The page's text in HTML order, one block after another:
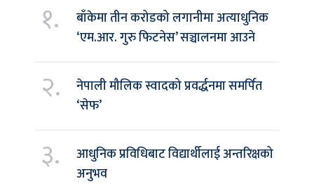
१.
बाँकेमा तीन करोडको लगानीमा अत्याधुनिक
‘एम.आर. गुरु फिटनेस’ सञ्चालनमा आउने
२.
नेपाली मौलिक स्वादको प्रवर्द्धनमा समर्पित
‘सेफ’
३.
आधुनिक प्रविधिबाट विद्यार्थीलाई अन्तरिक्षको
अनुभव